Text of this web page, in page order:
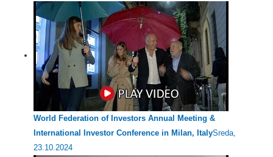
World Federation of Investors Annual Meeting &
International Investor Conference in Milan, ItalySreda,
23.10.2024